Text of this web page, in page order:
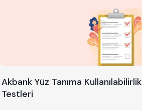
Akbank Yüz Tanıma Kullanılabilirlik
Testleri